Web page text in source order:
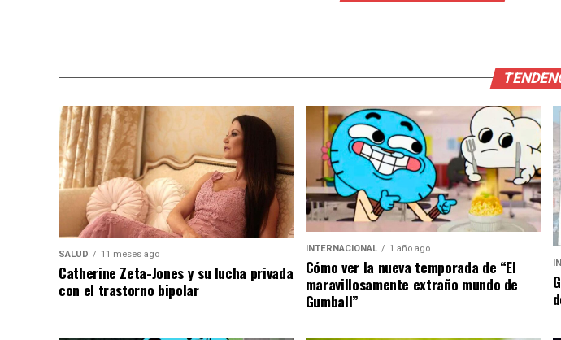
SALUD 11 meses ago
Catherine Zeta-Jones y su lucha privada
con el trastorno bipolar
INTERNACIONAL 1 año ago
Cómo ver la nueva temporada de “El
maravillosamente extraño mundo de
Gumball”